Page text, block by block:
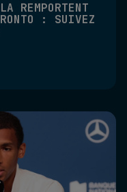
REMPORTENT
: SUIVEZ